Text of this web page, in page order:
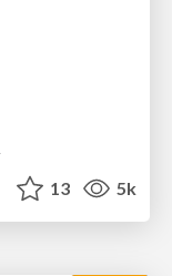
13 5k